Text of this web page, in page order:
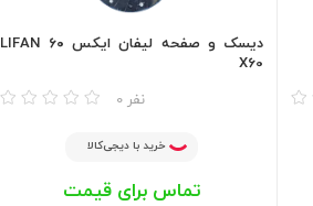
دیسک و صفحه لیفان ایکس ۶۰ LIFAN
X60
0 نفر
خرید با دیجی‌کالا
تماس برای قیمت